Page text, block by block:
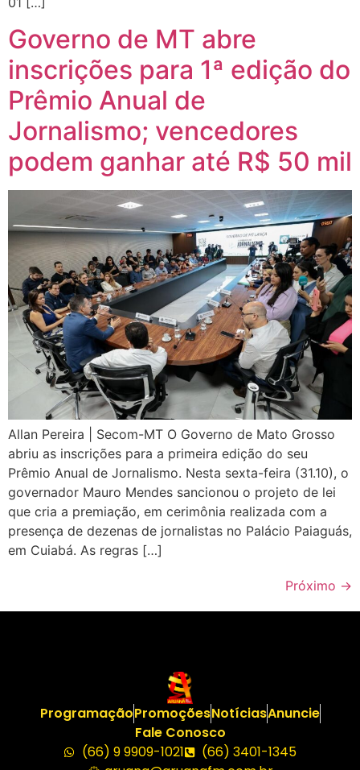
Governo de MT abre
inscrições para 1ª edição do
Prêmio Anual de
Jornalismo; vencedores
podem ganhar até R$ 50 mil
Allan Pereira | Secom-MT O Governo de Mato Grosso
abriu as inscrições para a primeira edição do seu
Prêmio Anual de Jornalismo. Nesta sexta-feira (31.10), o
governador Mauro Mendes sancionou o projeto de lei
que cria a premiação, em cerimônia realizada com a
presença de dezenas de jornalistas no Palácio Paiaguás,
em Cuiabá. As regras […]
Próximo →
ProgramaçãoPromoçõesNotíciasAnuncie
Fale Conosco
(66) 9 9909-1021
(66) 3401-1345